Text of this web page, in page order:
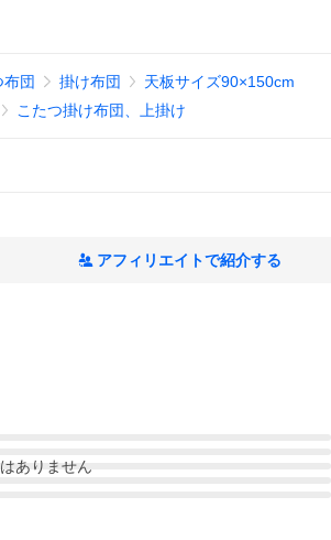
布団 掛け布団
天板サイズ90×150cm
こたつ掛け布団、上掛け
アフィリエイトで紹介する
ありません